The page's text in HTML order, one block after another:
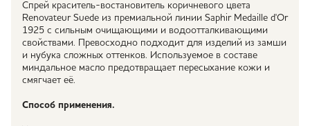
Спрей краситель-востановитель коричневого цвета
Renovateur Suede из премиальной линии Saphir Medaille d'Or
1925 с сильным очищающими и водоотталкивающими
свойствами. Превосходно подходит для изделий из замши
и нубука сложных оттенков. Используемое в составе
миндальное масло предотвращает пересыхание кожи и
смягчает её.
Способ применения.